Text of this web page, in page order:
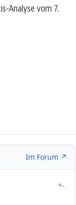
Analyse vom 7.